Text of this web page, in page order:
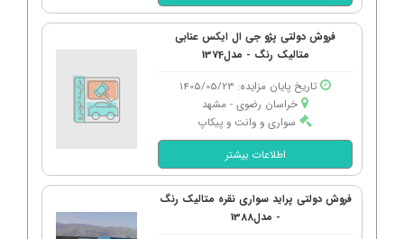
فروش دولتی پژو جی ال ایکس عنابی
متالیک رنگ - مدل1374
تاریخ پایان مزایده: 1405/05/23
خراسان رضوی - مشهد
سواری و وانت و پیکاپ
اطلاعات بیشتر
فروش دولتی پراید سواری نقره متالیک رنگ
- مدل1388